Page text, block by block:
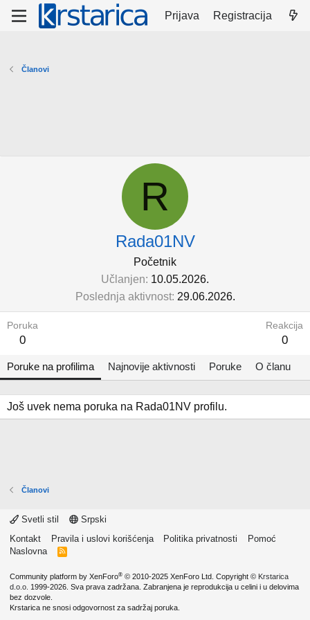
Prijava Registracija
Članovi
R
Rada01NV
Početnik
Učlanjen 10.05.2026.
Poslednja aktivnost 29.06.2026.
Poruka
0
Reakcija
0
Poruke na profilima Najnovije aktivnosti Poruke O članu
Još uvek nema poruka na Rada01NV profilu.
Članovi
Svetli stil
Srpski
Kontakt
Pravila i uslovi korišćenja Politika privatnosti
Pomoć
Naslovna
R
Community platform by XenForo® © 2010-2025 XenForo Ltd. Copyright © Krstarica
d.o.o. 1999-2026. Sva prava zadržana. Zabranjena je reprodukcija u celini i u delovima
bez dozvole.
Krstarica ne snosi odgovornost za sadržaj poruka.